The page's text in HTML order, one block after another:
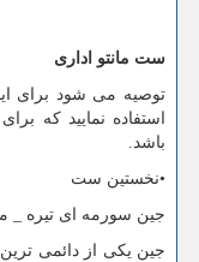
ست مانتو اداری
توصیه می شود برای
استفاده نمایید که
باشد.
•نخستین ست
جین سورمه ای تیره _
جین یکی از دائمی